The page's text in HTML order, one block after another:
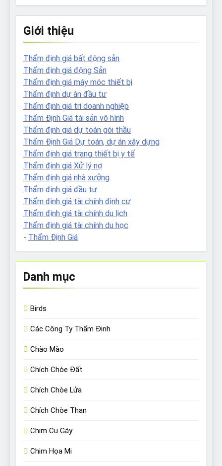
Giới thiệu
Thẩm định giá bất động sản
Thẩm định giá động Sản
Thẩm định giá máy móc thiết bị
Thẩm định dự án đầu tư
Thẩm định giá tri doanh nghiệp
Thẩm Định Giá tài sản vô hình
Thẩm định giá dự toán gói thầu
Thẩm Định Giá Dự toán, dự án xây dựng
Thẩm định giá trang thiết bị y tế
Thẩm định giá Xử lý nợ
Thẩm định giá nhà xưởng
Thẩm định giá đầu tư
Thẩm định giá tài chính định cư
Thẩm định giá tài chính du lịch
Thẩm định giá tài chính du học
- Thẩm Định Giá
Danh mục
Birds
Các Công Ty Thẩm Định
Chào Mào
Chích Chòe Đất
Chích Chòe Lửa
Chích Chòe Than
Chim Cu Gáy
Chim Họa Mi